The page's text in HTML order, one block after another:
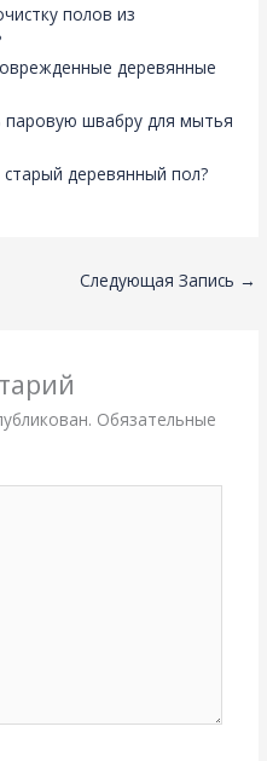
полов из
деревянные
швабру для мытья
деревянный пол?
Следующая Запись →
Обязательные